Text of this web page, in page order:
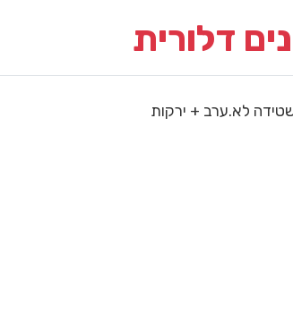
דלורית
לא.ערב + ירקות